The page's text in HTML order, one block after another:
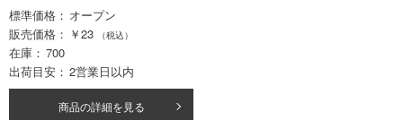
標準価格
オープン
販売価格
￥23 （税込）
在庫
700
出荷目安
2営業日以内
商品の詳細を見る